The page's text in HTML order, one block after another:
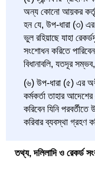
অন্য কোনো আয়কর
হন যে, উপ-ধারা (৩)
ভুল রহিয়াছে যাহা
সংশোধন করিতে
বিধানাবলি, যতদূর
(৬) উপ-ধারা (৫) এর
কর্মকর্তা তাহার
করিবেন যিনি
করিবার ব্যবস্থা গ্রহণ
তথ্য, দলিলাদি ও রেকর্ড